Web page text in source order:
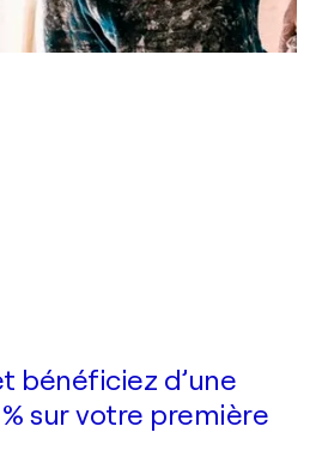
bénéficiez d’une
sur votre première